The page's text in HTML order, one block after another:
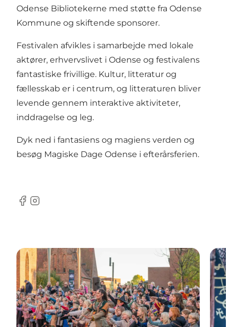
Odense Bibliotekerne med støtte fra Odense
Kommune og skiftende sponsorer.
Festivalen afvikles i samarbejde med lokale
aktører, erhvervslivet i Odense og festivalens
fantastiske frivillige. Kultur, litteratur og
fællesskab er i centrum, og litteraturen bliver
levende gennem interaktive aktiviteter,
inddragelse og leg.
Dyk ned i fantasiens og magiens verden og
besøg Magiske Dage Odense i efterårsferien.
Facebook
Instagram